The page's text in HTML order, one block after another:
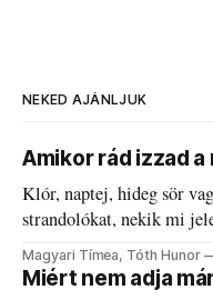
NEKED AJÁNLJUK
Amikor rád izzad a
Klór, naptej, hideg sör
strandolókat, nekik mi
kánikulát.
Magyari Tímea, Tóth Hunor
Miért nem adja